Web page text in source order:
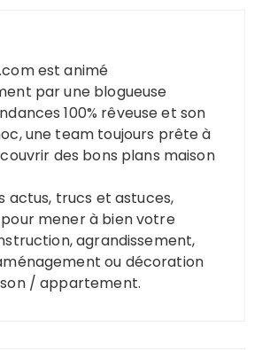
est animé
par une blogueuse
100% rêveuse et son
une team toujours prête à
des bons plans maison
actus, trucs et astuces,
mener à bien votre
agrandissement,
ou décoration
/ appartement.